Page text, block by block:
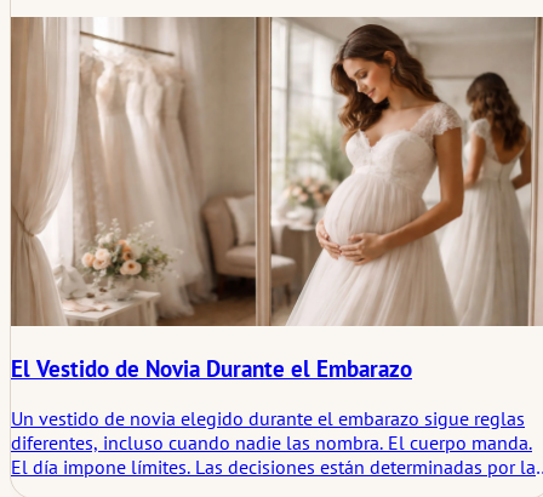
Se trata de piel, cabello y postura, de preparación en lugar de
cambio. Y de lo que queda, cuando no hay nada que explicar.
El Vestido de Novia Durante el Embarazo
Un vestido de novia elegido durante el embarazo sigue reglas
diferentes, incluso cuando nadie las nombra. El cuerpo manda.
El día impone límites. Las decisiones están determinadas por la
comodidad, el momento oportuno y cómo se comporta el